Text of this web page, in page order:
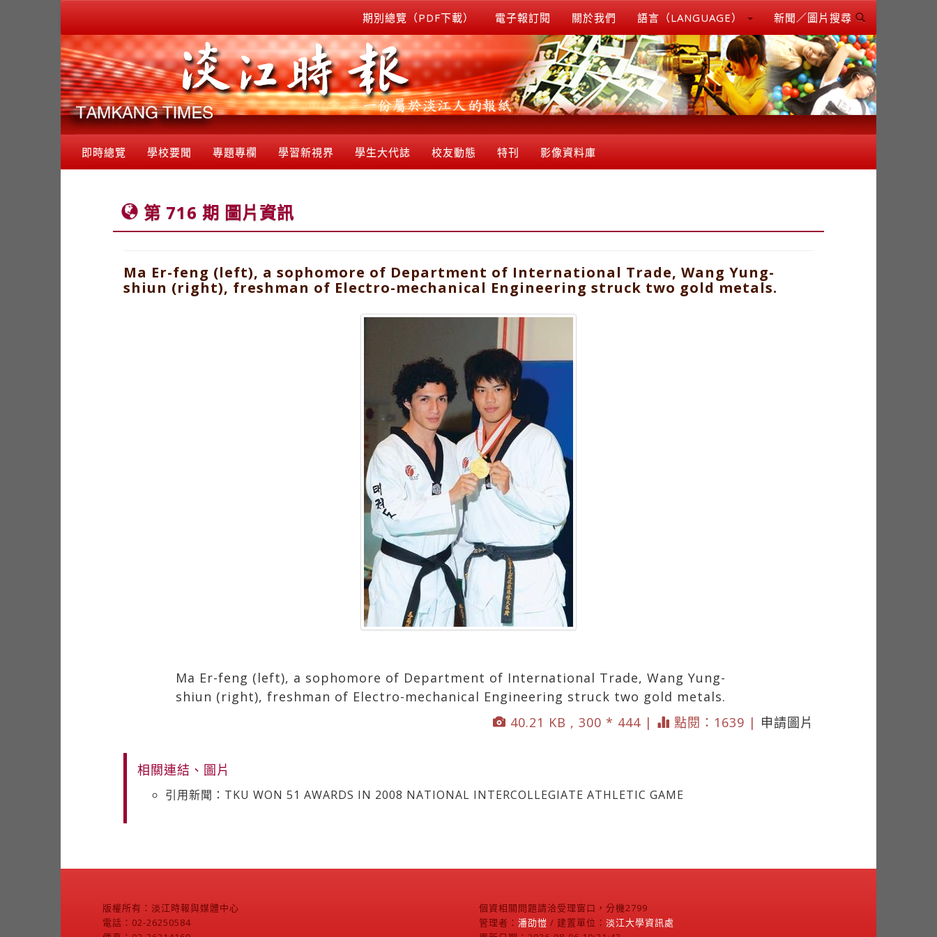
期別總覽（PDF下載） 電子報訂閱 關於我們 語言（LANGUAGE） 新聞／圖片搜尋
即時總覽 學校要聞 專題專欄 學習新視界 學生大代誌 校友動態 特刊 影像資料庫
第 716 期 圖片資訊
Ma Er-feng (left), a sophomore of Department of International Trade, Wang Yung-
shiun (right), freshman of Electro-mechanical Engineering struck two gold metals.
Ma Er-feng (left), a sophomore of Department of International Trade, Wang Yung-
shiun (right), freshman of Electro-mechanical Engineering struck two gold metals.
40.21 KB , 300 * 444 |
點閱：1639 | 申請圖片
相關連結、圖片
引用新聞：TKU WON 51 AWARDS IN 2008 NATIONAL INTERCOLLEGIATE ATHLETIC GAME
版權所有：淡江時報與媒體中心
電話：02-26250584
個資相關問題請洽受理窗口，分機2799
管理者： 潘劭愷 / 建置單位： 淡江大學資訊處